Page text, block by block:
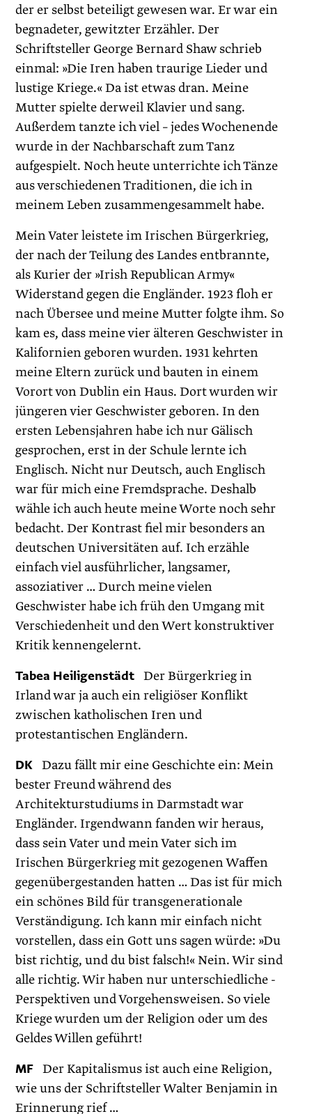
der er selbst beteiligt gewesen war. Er war ein
begnadeter, gewitzter Erzähler. Der
Schriftsteller George Bernard Shaw schrieb
einmal: »Die Iren haben traurige Lieder und
lustige Kriege.« Da ist etwas dran. Meine
Mutter spielte derweil Klavier und sang.
Außerdem tanzte ich viel – jedes Wochenende
wurde in der Nachbarschaft zum Tanz
aufgespielt. Noch heute unterrichte ich Tänze
aus verschiedenen Traditionen, die ich in
meinem Leben zusammengesammelt habe.
Mein Vater leistete im Irischen Bürgerkrieg,
der nach der Teilung des Landes entbrannte,
als Kurier der »Irish Republican Army«
Widerstand gegen die Engländer. 1923 floh er
nach Übersee und meine Mutter folgte ihm. So
kam es, dass meine vier älteren Geschwister in
Kalifornien geboren wurden. 1931 kehrten
meine Eltern zurück und bauten in einem
Vorort von Dublin ein Haus. Dort wurden wir
jüngeren vier Geschwister geboren. In den
ersten Lebensjahren habe ich nur Gälisch
gesprochen, erst in der Schule lernte ich
Englisch. Nicht nur Deutsch, auch Englisch
war für mich eine Fremdsprache. Deshalb
wähle ich auch heute meine Worte noch sehr
bedacht. Der Kontrast fiel mir besonders an
deutschen Universitäten auf. Ich erzähle
einfach viel ausführlicher, langsamer,
assoziativer … Durch meine vielen
Geschwister habe ich früh den Umgang mit
Verschiedenheit und den Wert konstruktiver
Kritik kennengelernt.
Tabea Heiligenstädt Der Bürgerkrieg in
Irland war ja auch ein religiöser Konflikt
zwischen katholischen Iren und
protestantischen Engländern.
DK Dazu fällt mir eine Geschichte ein: Mein
bester Freund während des
Architekturstudiums in Darmstadt war
Engländer. Irgendwann fanden wir heraus,
dass sein Vater und mein Vater sich im
Irischen Bürgerkrieg mit gezogenen Waffen
gegenübergestanden hatten … Das ist für mich
ein schönes Bild für transgenerationale
Verständigung. Ich kann mir einfach nicht
vorstellen, dass ein Gott uns sagen würde: »Du
bist richtig, und du bist falsch!« Nein. Wir sind
alle richtig. Wir haben nur unterschiedliche -
Perspektiven und Vorgehensweisen. So viele
Kriege wurden um der Religion oder um des
Geldes Willen geführt!
MF Der Kapitalismus ist auch eine Religion,
wie uns der Schriftsteller Walter Benjamin in
Erinnerung rief …